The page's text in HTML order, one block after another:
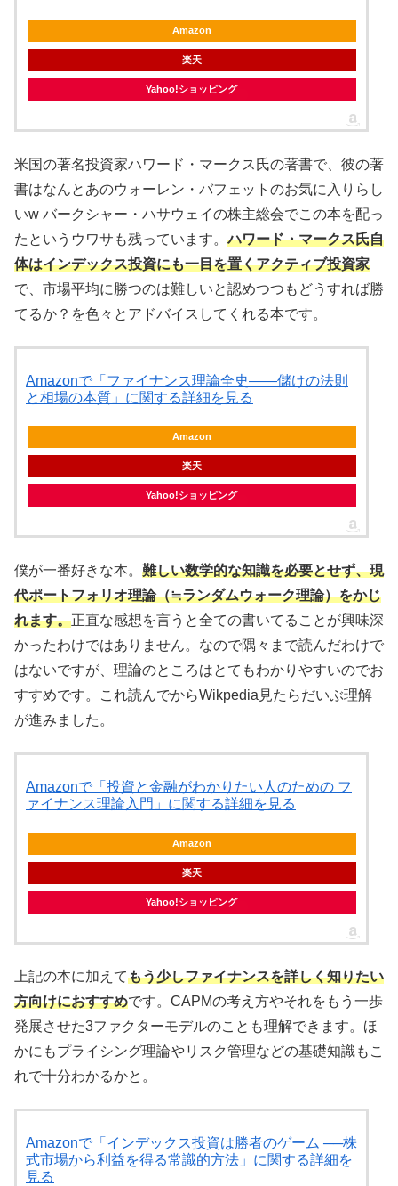
Amazon
楽天
Yahoo!ショッピング
米国の著名投資家ハワード・マークス氏の著書で、彼の著
書はなんとあのウォーレン・バフェットのお気に入りらし
いw バークシャー・ハサウェイの株主総会でこの本を配っ
たというウワサも残っています。ハワード・マークス氏自
体はインデックス投資にも一目を置くアクティブ投資家
で、市場平均に勝つのは難しいと認めつつもどうすれば勝
てるか？を色々とアドバイスしてくれる本です。
Amazonで「ファイナンス理論全史――儲けの法則
と相場の本質」に関する詳細を見る
Amazon
楽天
Yahoo!ショッピング
僕が一番好きな本。 難しい数学的な知識を必要とせず、現
代ポートフォリオ理論（≒ランダムウォーク理論）をかじ
れます。正直な感想を言うと全ての書いてることが興味深
かったわけではありません。なので隅々まで読んだわけで
はないですが、理論のところはとてもわかりやすいのでお
すすめです。これ読んでからWikpedia見たらだいぶ理解
が進みました。
Amazonで「投資と金融がわかりたい人のための フ
ァイナンス理論入門」に関する詳細を見る
Amazon
楽天
Yahoo!ショッピング
上記の本に加えてもう少しファイナンスを詳しく知りたい
方向けにおすすめです。CAPMの考え方やそれをもう一歩
発展させた3ファクターモデルのことも理解できます。ほ
かにもプライシング理論やリスク管理などの基礎知識もこ
れで十分わかるかと。
Amazonで「インデックス投資は勝者のゲーム ──株
式市場から利益を得る常識的方法」に関する詳細を
見る